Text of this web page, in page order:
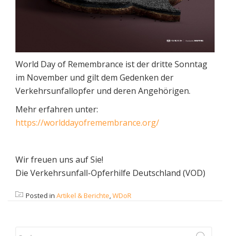
World Day of Remembrance ist der dritte Sonntag
im November und gilt dem Gedenken der
Verkehrsunfallopfer und deren Angehörigen.
Mehr erfahren unter:
https://worlddayofremembrance.org/
Wir freuen uns auf Sie!
Die Verkehrsunfall-Opferhilfe Deutschland (VOD)
Posted in Artikel & Berichte,WDoR